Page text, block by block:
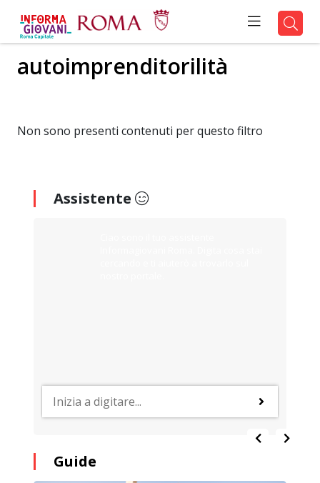
autoimprenditorilità
Non sono presenti contenuti per questo filtro
Assistente
Guide